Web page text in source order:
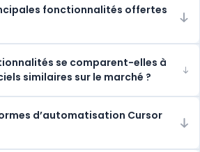
fonctionnalités offertes
se comparent-elles à
similaires sur le marché ?
d’automatisation Cursor